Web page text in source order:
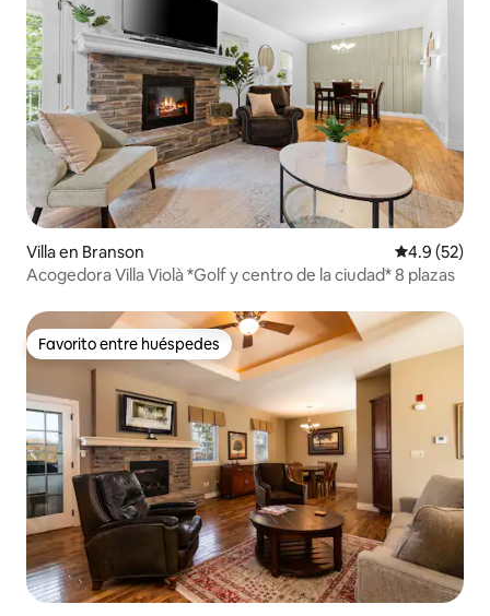
Villa en Branson Calificación
4.9 (52)
Acogedora Villa Violà *Golf y centro de la ciudad* 8 plazas
Favorito entre huéspedes
Favorito entre huéspedes